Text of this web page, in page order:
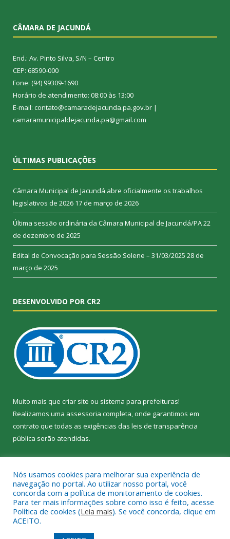
CÂMARA DE JACUNDÁ
End.: Av. Pinto Silva, S/N – Centro
CEP: 68590-000
Fone: (94) 99309-1690
Horário de atendimento: 08:00 às 13:00
E-mail: contato@camaradejacunda.pa.gov.br |
camaramunicipaldejacunda.pa@gmail.com
ÚLTIMAS PUBLICAÇÕES
Câmara Municipal de Jacundá abre oficialmente os trabalhos
legislativos de 2026 17 de março de 2026
Última sessão ordinária da Câmara Municipal de Jacundá/PA22
de dezembro de 2025
Edital de Convocação para Sessão Solene – 31/03/2025 28 de
março de 2025
DESENVOLVIDO POR CR2
Muito mais que criar site ou sistema para prefeituras!
Realizamos uma assessoria completa, onde garantimos em
contrato que todas as exigências das leis de transparência
pública serão atendidas.
Todos os direitos reservados a Câmara Municipal de Jacundá.
Nós usamos cookies para melhorar sua experiência de
navegação no portal. Ao utilizar nosso portal, você
concorda com a política de monitoramento de cookies.
Para ter mais informações sobre como isso é feito, acesse
Política de cookies (Leia mais). Se você concorda, clique em
ACEITO.